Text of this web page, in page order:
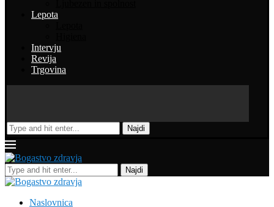
Lepota
Intervju
Revija
Trgovina
Najdi
Najdi
Naslovnica